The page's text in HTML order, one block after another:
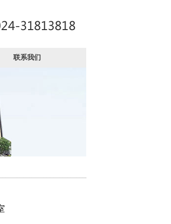
联系我们